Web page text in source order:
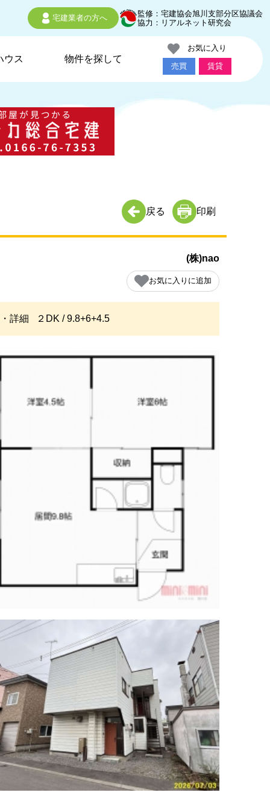
宅建業者の方へ
監修：宅建協会旭川支部分区協議会
協力：リアルネット研究会
ウス 物件を探して
お気に入り
売買
賃貸
戻る 印刷
(株)nao
お気に入りに追加
詳細 ２DK / 9.8+6+4.5